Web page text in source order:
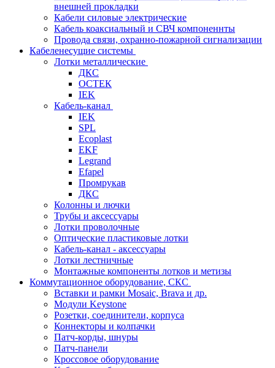
внешней прокладки
Кабели силовые электрические
Кабель коаксиальный и СВЧ компоненнты
Провода связи, охранно-пожарной сигнализации
Кабеленесущие системы
Лотки металлические
ДКС
ОСТЕК
IEK
Кабель-канал
IEK
SPL
Ecoplast
EKF
Legrand
Efapel
Промрукав
ДКС
Колонны и лючки
Трубы и аксессуары
Лотки проволочные
Оптические пластиковые лотки
Кабель-канал - аксессуары
Лотки лестничные
Монтажные компоненты лотков и метизы
Коммутационное оборудование, СКС
Вставки и рамки Mosaic, Brava и др.
Модули Keystone
Розетки, соединители, корпуса
Коннекторы и колпачки
Патч-корды, шнуры
Патч-панели
Кроссовое оборудование